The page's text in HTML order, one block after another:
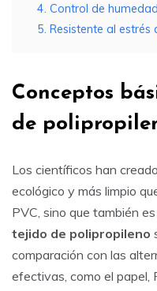
4. Control de humedad
5. Resistente al estrés
Conceptos
de
Los científicos han
ecológico y más limpio
PVC, sino que también
tejido de polipropileno
comparación con las
efectivas, como el papel,